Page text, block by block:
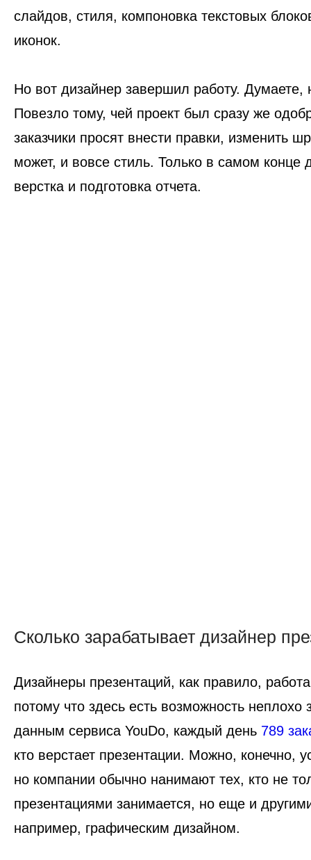
слайдов, стиля, компоновка текстовых
иконок.
Но вот дизайнер завершил работу. Думаете,
Повезло тому, чей проект был сразу же
заказчики просят внести правки, изменить
может, и вовсе стиль. Только в самом конце
верстка и подготовка отчета.
Сколько зарабатывает дизайнер
Дизайнеры презентаций, как правило,
потому что здесь есть возможность неплохо
данным сервиса YouDo, каждый день 789
кто верстает презентации. Можно, конечно,
но компании обычно нанимают тех, кто не
презентациями занимается, но еще и
например, графическим дизайном.